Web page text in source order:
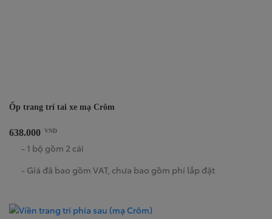
Ốp trang trí tai xe mạ Crôm
638.000 VND
- 1 bộ gồm 2 cái
- Giá đã bao gồm VAT, chưa bao gồm phí lắp đặt